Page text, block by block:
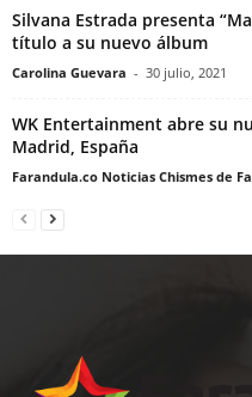
Silvana Estrada presenta
título a su nuevo álbum
Carolina Guevara - 30 julio, 2021
WK Entertainment abre su
Madrid, España
Farandula.co Noticias Chismes de